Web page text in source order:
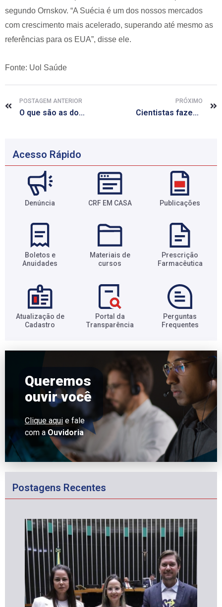
segundo Ornskov. “A Suécia é um dos nossos mercados
com crescimento mais acelerado, superando até mesmo as
referências para os EUA”, disse ele.
Fonte: Uol Saúde
POSTAGEM ANTERIOR
O que são as doenças autoimunes?
PRÓXIMO
Cientistas fazem descoberta revolucionária na anatomia do cérebro
Acesso Rápido
Denúncia CRF EM CASA Publicações
Boletos e
Anuidades​
Materiais de
cursos​
Prescrição
Farmacêutica​
Atualização de
Cadastro​
Portal da
Transparência​
Perguntas
Frequentes​
Queremos
ouvir você
Clique aqui e fale
com a Ouvidoria
Postagens Recentes